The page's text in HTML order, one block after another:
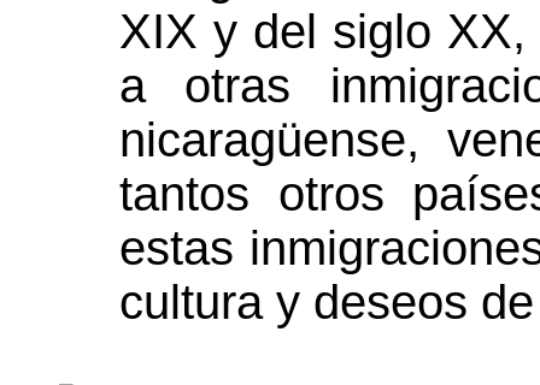
XIX y del siglo
a otras
nicaragüense,
tantos otros
estas
cultura y deseos